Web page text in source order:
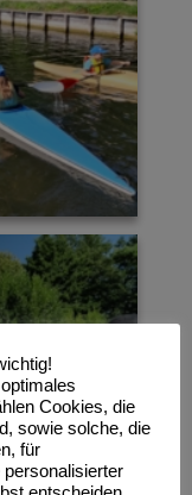
Cookies, die
sowie solche, die
für